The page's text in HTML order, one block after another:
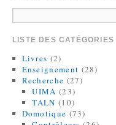
LISTE DES CATÉGORIES
Livres (2)
Enseignement (28)
Recherche (27)
UIMA (23)
TALN (10)
Domotique (73)